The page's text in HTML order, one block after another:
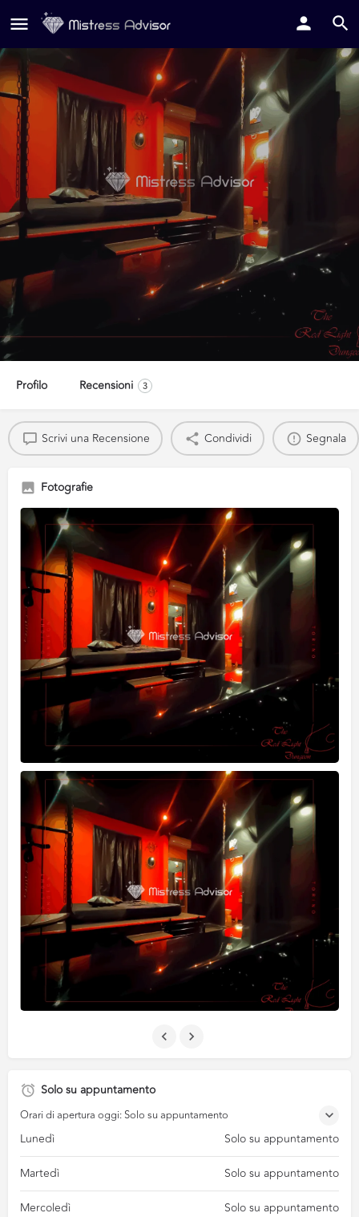
RED LIGHT DUNGEON
Profilo Recensioni 3
Scrivi una Recensione Condividi Segnala
Fotografie
Solo su appuntamento
Orari di apertura oggi: Solo su appuntamento
Lunedì Solo su appuntamento
Martedì Solo su appuntamento
Mercoledì Solo su appuntamento